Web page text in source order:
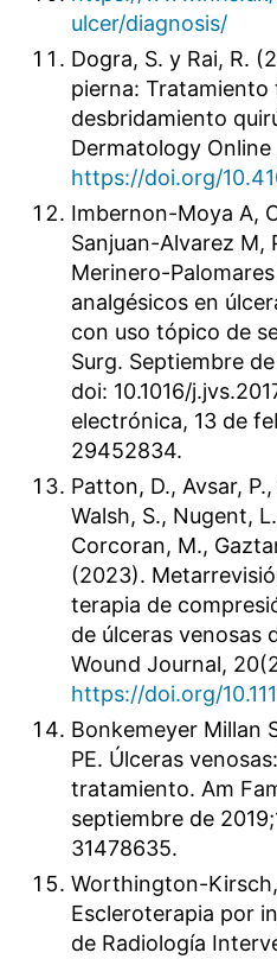
ulcer/diagnosis/
Dogra, S. y Rai, R.
pierna:
desbridamiento
Dermatology
https://doi.org/
Imbernon-Moya A,
Sanjuan-Alvarez M,
Merinero-
analgésicos en
con uso tópico de
Surg. Septiembre
doi: 10.1016/
electrónica, 13 de
29452834.
Patton, D., Avsar,
Walsh, S., Nugent,
Corcoran, M.,
(2023).
terapia de
de úlceras venosas
Wound Journal,
https://doi.org/
Bonkemeyer Millan
PE. Úlceras
tratamiento. Am
septiembre de
31478635.
Worthington-
Escleroterapia por
de Radiología